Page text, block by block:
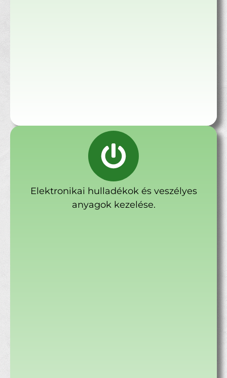
Elektronikai hulladékok és veszélyes
anyagok kezelése.